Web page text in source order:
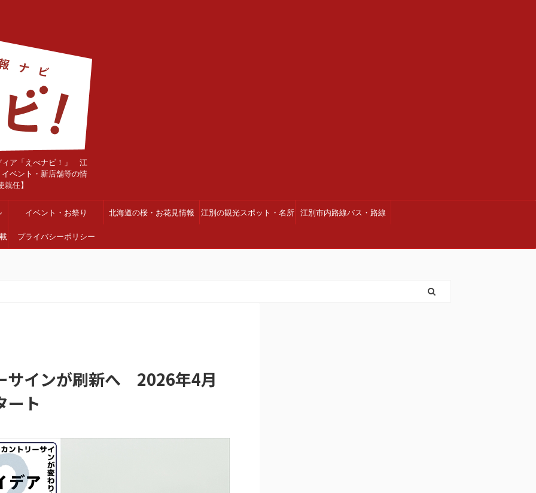
ィア「えべナビ！」 江
ベント・新店舗等の情
任】
イベント・お祭り 北海道の桜・お花見情報 江別の観光スポット・名所 江別市内路線バス・路線
プライバシーポリシー
サインが刷新へ 2026年4月
ート